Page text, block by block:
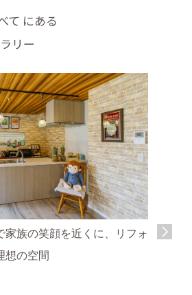
て にある
リー
家族の笑顔を近くに、リフォ
想の空間